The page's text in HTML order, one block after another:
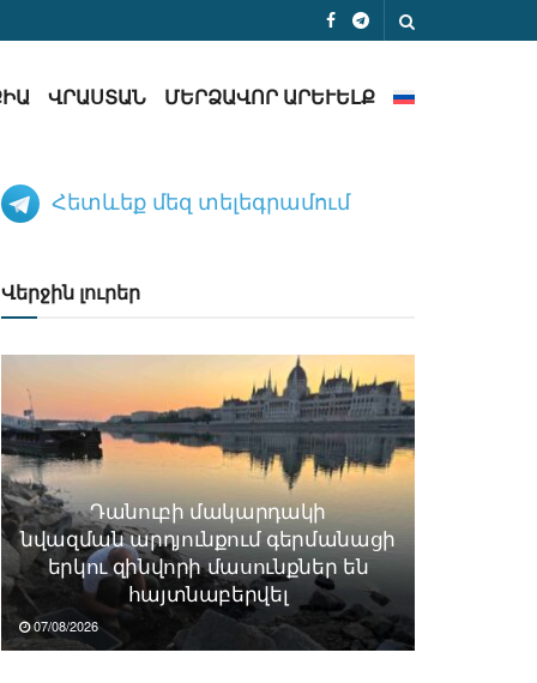
ՎՐԱՍՏԱՆ ՄԵՐՁԱՎՈՐ ԱՐԵՒԵԼՔ
Հետևեք մեզ տելեգրամում
Վերջին լուրեր
Դանուբի մակարդակի
նվազման արդյունքում գերմանացի
երկու զինվորի մասունքներ են
հայտնաբերվել
07/08/2026